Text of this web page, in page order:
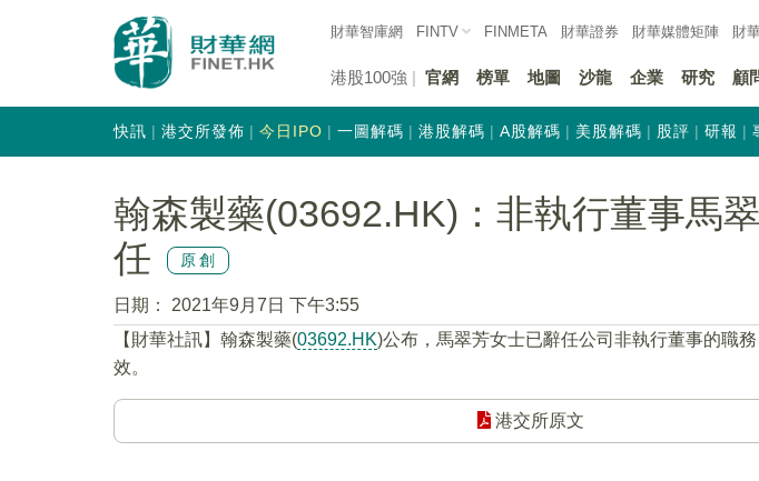
財華智庫網 FINTV FINMETA 財華證券 財華媒體矩陣 財
港股100強 官網 榜單 地圖 沙龍 企業 研究 顧
快訊 港交所發佈 今日IPO 一圖解碼 港股解碼 A股解碼 美股解碼 股評 研報
翰森製藥(03692.HK)：非執行董事馬
任
原創
日期：
2021年9月7日 下午3:55
【財華社訊】翰森製藥(03692.HK)公布，馬翠芳女士已辭任公司非執行董事的職
效。
港交所原文